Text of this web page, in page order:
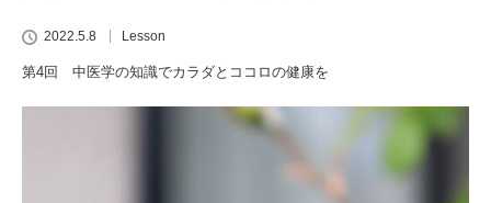
2022.5.8 Lesson
第4回 中医学の知識でカラダとココロの健康を